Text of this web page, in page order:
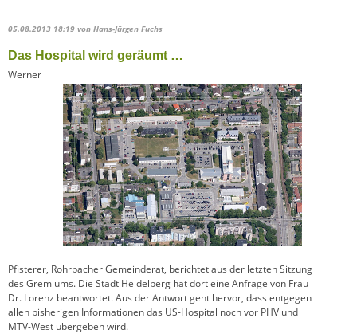
05.08.2013 18:19 von Hans-Jürgen Fuchs
Das Hospital wird geräumt …
Werner
Pfisterer, Rohrbacher Gemeinderat, berichtet aus der letzten Sitzung
des Gremiums. Die Stadt Heidelberg hat dort eine Anfrage von Frau
Dr. Lorenz beantwortet. Aus der Antwort geht hervor, dass entgegen
allen bisherigen Informationen das US-Hospital noch vor PHV und
MTV-West übergeben wird.